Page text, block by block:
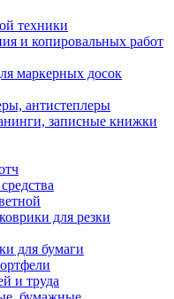
техники
и копировальных работ
маркерных досок
антистеплеры
записные книжки
для резки
для бумаги
и труда